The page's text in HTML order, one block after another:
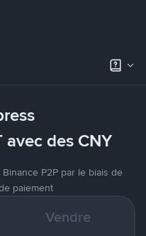
avec des CNY
P2P par le biais de
paiement
Vendre